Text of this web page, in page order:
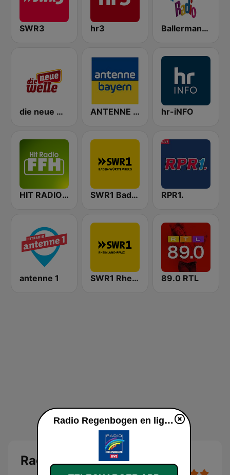
SWR3 hr3 Ballermann Radio
die neue welle ANTENNE BAYERN hr-iNFO
HIT RADIO FFH SWR1 Baden-Württemberg RPR1.
antenne 1 SWR1 Rheinland-Pfalz 89.0 RTL
Radio Regenbogen
Radio Regenbogen en ligne